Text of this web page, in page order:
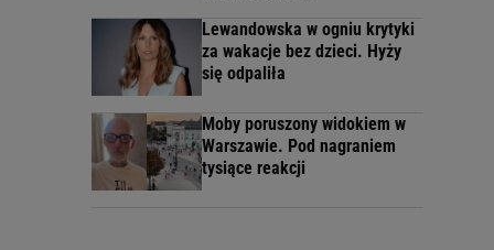
Lewandowska w ogniu krytyki
za wakacje bez dzieci. Hyży
się odpaliła
Moby poruszony widokiem w
Warszawie. Pod nagraniem
tysiące reakcji